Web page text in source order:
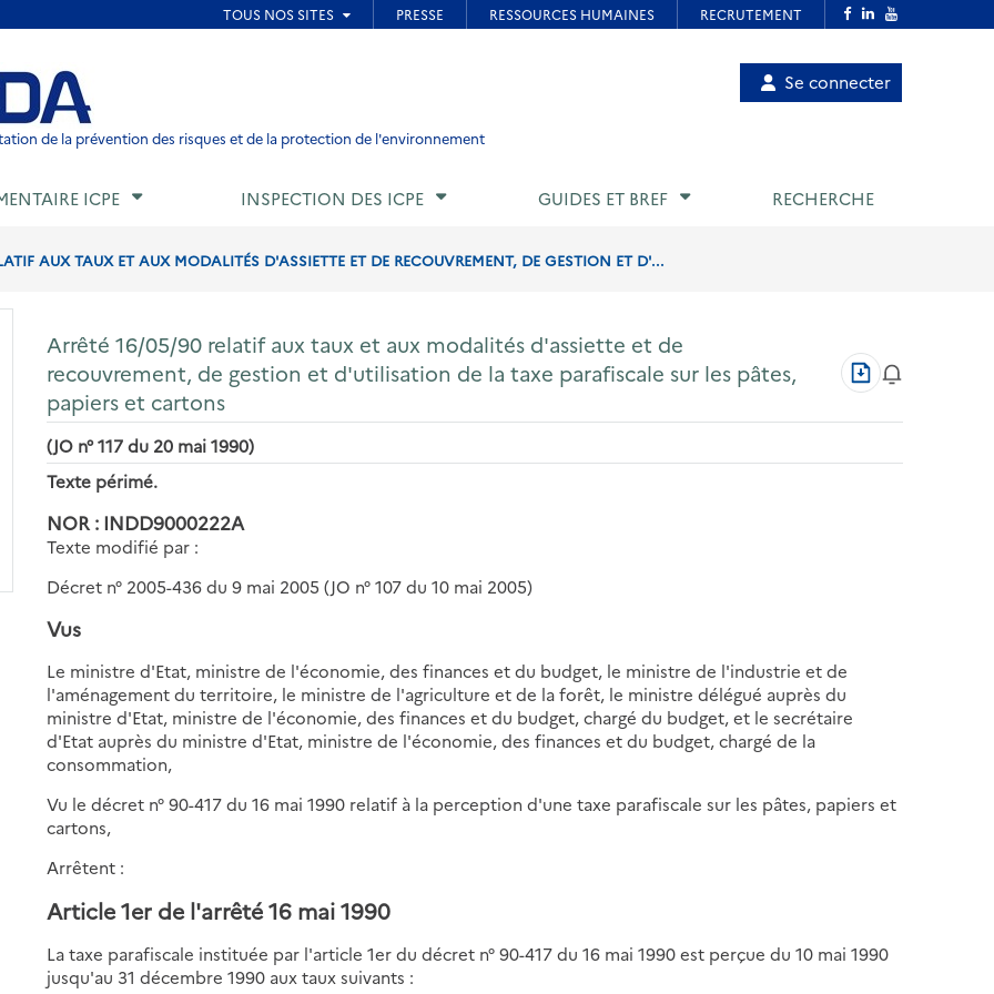
de page
de la prévention des risques et de la protection de l'environnement
Menu
utilisateur
Se connecter
ICPE INSPECTION DES ICPE GUIDES ET BREF RECHERCHE
AUX TAUX ET AUX MODALITÉS D'ASSIETTE ET DE RECOUVREMENT, DE GESTION ET D'...
Arrêté 16/05/90 relatif aux taux et aux modalités d'assiette et de
recouvrement, de gestion et d'utilisation de la taxe parafiscale sur les pâtes,
papiers et cartons
Télécharger
au
(JO n° 117 du 20 mai 1990)
Texte périmé.
NOR : INDD9000222A
Texte modifié par :
Décret n° 2005-436 du 9 mai 2005 (JO n° 107 du 10 mai 2005)
Vus
Le ministre d'Etat, ministre de l'économie, des finances et du budget, le ministre de l'industrie et de
l'aménagement du territoire, le ministre de l'agriculture et de la forêt, le ministre délégué auprès du
ministre d'Etat, ministre de l'économie, des finances et du budget, chargé du budget, et le secrétaire
d'Etat auprès du ministre d'Etat, ministre de l'économie, des finances et du budget, chargé de la
consommation,
Vu le décret n° 90-417 du 16 mai 1990 relatif à la perception d'une taxe parafiscale sur les pâtes, papiers et
cartons,
Arrêtent :
Article 1er de l'arrêté 16 mai 1990
La taxe parafiscale instituée par l'article 1er du décret n° 90-417 du 16 mai 1990 est perçue du 10 mai 1990
jusqu'au 31 décembre 1990 aux taux suivants :